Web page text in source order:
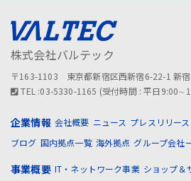
株式会社バルテック
〒163-1103 東京都新宿区西新宿6-22-1 新
TEL :03-5330-1165 (受付時間 : 平日
企業情報 会社概要 ニュース プレスリリース
ブログ 国内拠点一覧 海外拠点 グループ会社
事業概要 IT・ネットワーク事業 ショップ＆